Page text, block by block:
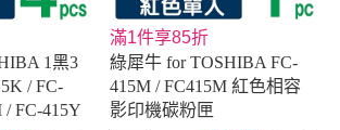
1黑3
/ FC-
/ FC-415Y
滿1件享85折
綠犀牛 for TOSHIBA FC-
415M / FC415M 紅色相容
影印機碳粉匣